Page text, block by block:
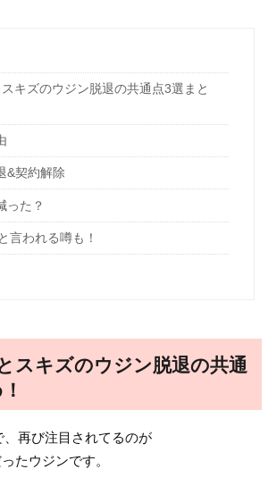
キズのウジン脱退の共通点3選まと
&契約解除
った？
言われる噂も！
スキズのウジン脱退の共通
再び注目されてるのが
たウジンです。